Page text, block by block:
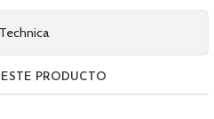
PRODUCTO